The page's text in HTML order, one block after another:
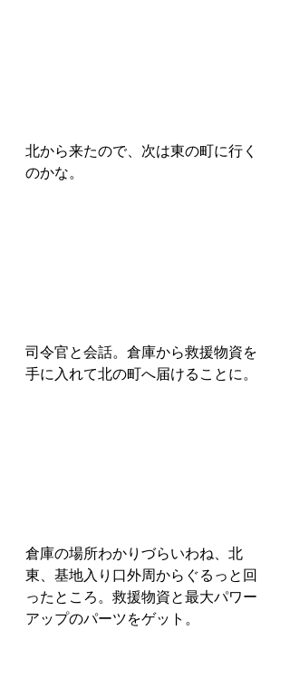
北から来たので、次は東の町に行く
のかな。
司令官と会話。倉庫から救援物資を
手に入れて北の町へ届けることに。
倉庫の場所わかりづらいわね、北
東、基地入り口外周からぐるっと回
ったところ。救援物資と最大パワー
アップのパーツをゲット。